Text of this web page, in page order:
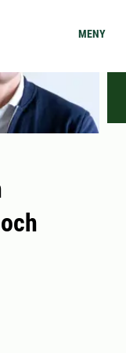
MENY